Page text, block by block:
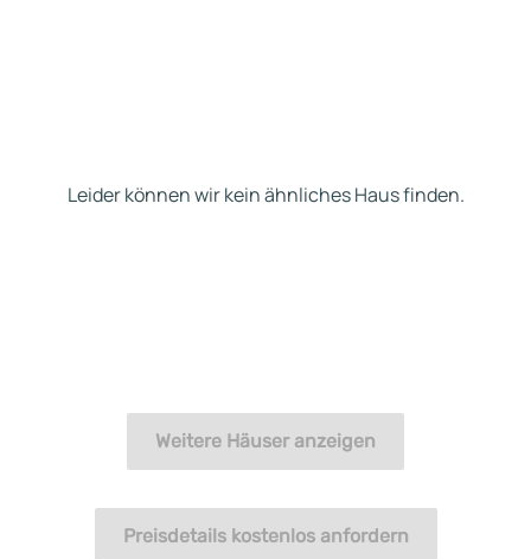
Leider können wir kein ähnliches Haus finden.
Weitere Häuser anzeigen
Preisdetails kostenlos anfordern